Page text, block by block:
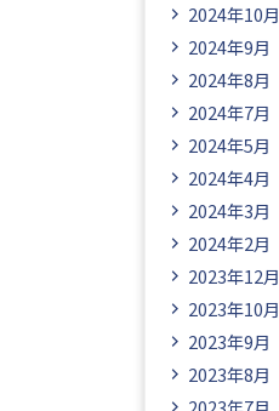
2024年10月
2024年9月
2024年8月
2024年7月
2024年5月
2024年4月
2024年3月
2024年2月
2023年12月
2023年10月
2023年9月
2023年8月